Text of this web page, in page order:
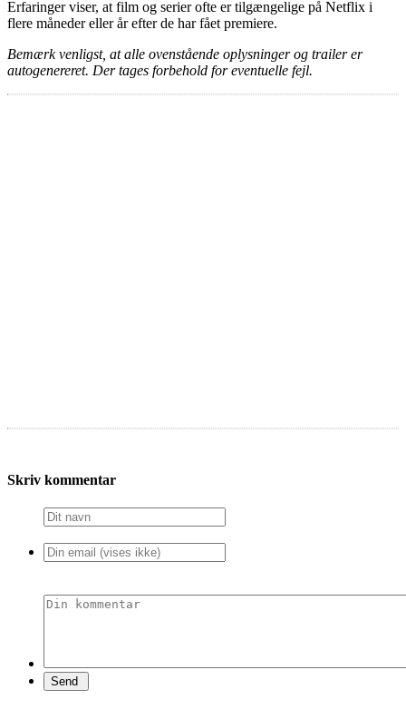
Erfaringer viser, at film og serier ofte er tilgængelige på Netflix i
flere måneder eller år efter de har fået premiere.
Bemærk venligst, at alle ovenstående oplysninger og trailer er
autogenereret. Der tages forbehold for eventuelle fejl.
Skriv kommentar